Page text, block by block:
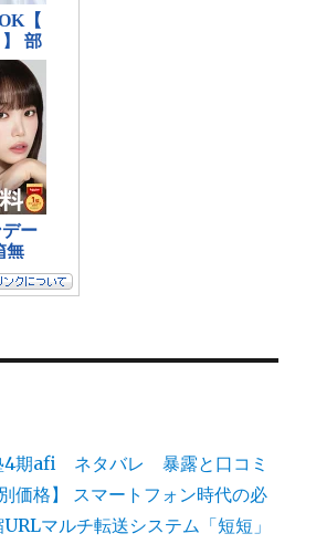
4期afi ネタバレ 暴露と口コミ
価格】 スマートフォン時代の必
マルチ転送システム「短短」